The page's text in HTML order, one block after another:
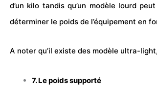
d’un kilo tandis qu’un modèle lourd
déterminer le poids de l’équipement en
A noter qu’il existe des modèle ultra-
7. Le poids supporté